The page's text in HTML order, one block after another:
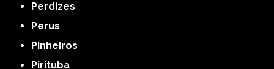
Perdizes
Perus
Pinheiros
Pirituba